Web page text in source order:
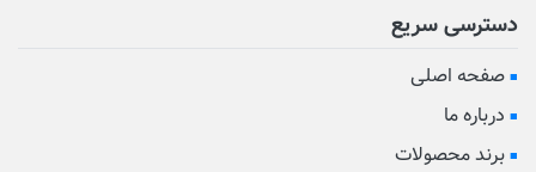
دسترسی سریع
صفحه اصلی
درباره ما
برند محصولات